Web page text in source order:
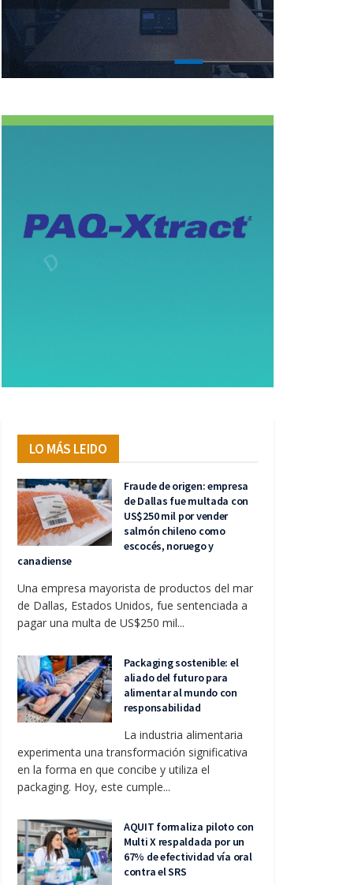
LO MÁS LEIDO
Fraude de origen: empresa
de Dallas fue multada con
US$250 mil por vender
salmón chileno como
escocés, noruego y
canadiense
Una empresa mayorista de productos del mar
de Dallas, Estados Unidos, fue sentenciada a
pagar una multa de US$250 mil...
Packaging sostenible: el
aliado del futuro para
alimentar al mundo con
responsabilidad
La industria alimentaria
experimenta una transformación significativa
en la forma en que concibe y utiliza el
packaging. Hoy, este cumple...
AQUIT formaliza piloto con
Multi X respaldada por un
67% de efectividad vía oral
contra el SRS